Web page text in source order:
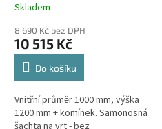
Průměrné
produktu
je
4,5
hvězdiček.
Skladem
8 690 Kč bez DPH
10 515 Kč
Do košíku
Vnitřní průměr 1000 mm, výška
1200 mm + komínek. Samonosná